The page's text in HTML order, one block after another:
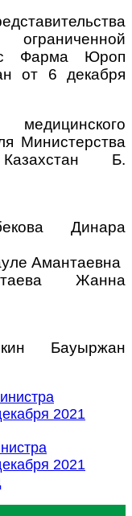
Фарма Юроп
от 6 декабря
Министерства
Казахстан Б.
Динара
Амантаевна
Жанна
Бауыржан
2021
2021